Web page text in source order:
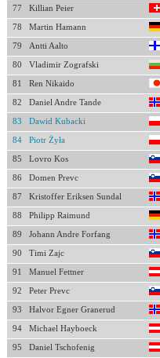
77 Killian Peier
78 Martin Hamann
79 Antti Aalto
80 Vladimir Zografski
81 Ren Nikaido
82 Daniel Andre Tande
83 Dawid Kubacki
84 Piotr Żyła
85 Lovro Kos
86 Domen Prevc
87 Kristoffer Eriksen Sundal
88 Philipp Raimund
89 Johann Andre Forfang
90 Timi Zajc
91 Manuel Fettner
92 Peter Prevc
93 Halvor Egner Granerud
94 Michael Hayboeck
95 Daniel Tschofenig